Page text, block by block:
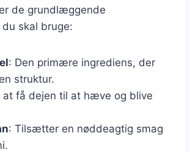
de grundlæggende
skal bruge:
: Den primære ingrediens, der
struktur.
at få dejen til at hæve og blive
: Tilsætter en nøddeagtig smag